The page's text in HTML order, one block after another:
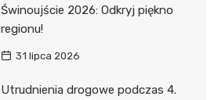
Świnoujście 2026: Odkryj piękno
regionu!
31 lipca 2026
Utrudnienia drogowe podczas 4.